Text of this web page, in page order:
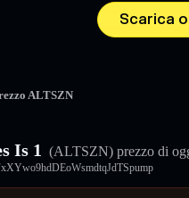
Scarica
ALTSZN
Is 1 (ALTSZN) prezzo di